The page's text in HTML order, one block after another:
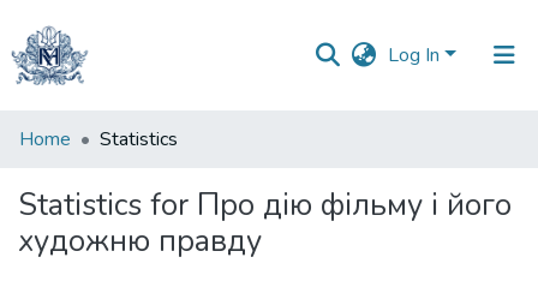
Log In
Communities
Collections
All of DSpace
Home Statistics
Statistics for Про дію фільму і його
художню правду